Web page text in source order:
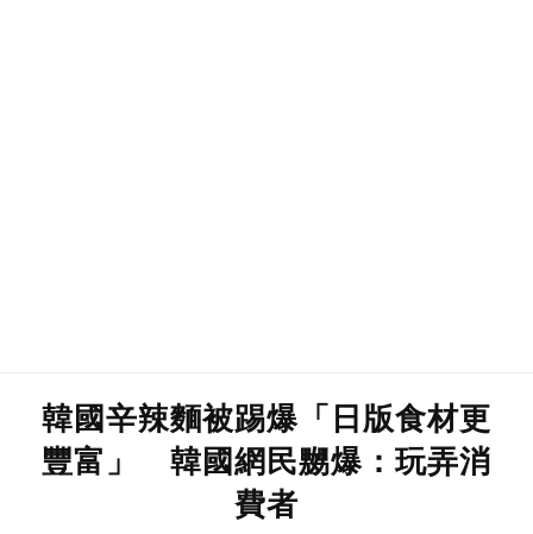
韓國辛辣麵被踢爆「日版食材更
豐富」 韓國網民嬲爆：玩弄消
費者